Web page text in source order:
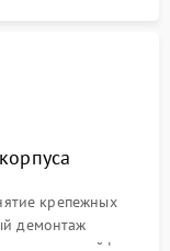
крепежных
демонтаж